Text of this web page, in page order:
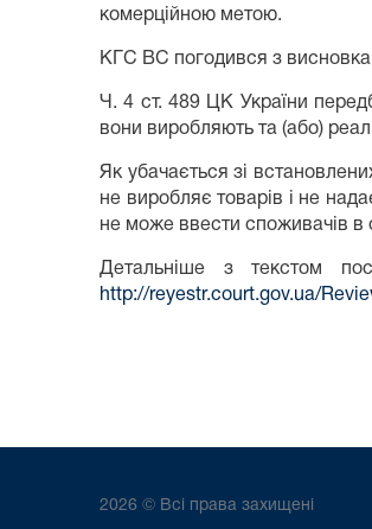
комерційною метою.
КГС ВС погодився з
Ч. 4 ст. 489 ЦК України
вони виробляють та (або)
Як убачається зі
не виробляє товарів і не
не може ввести споживачів в
Детальніше з текстом
http://reyestr.court.gov.ua/
2026 © Всі права захищені